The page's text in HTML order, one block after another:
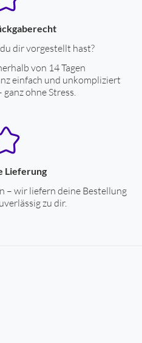
dir vorgestellt hast?
von 14 Tagen
einfach und unkompliziert
ohne Stress.
Lieferung
– wir liefern deine Bestellung
zu dir.